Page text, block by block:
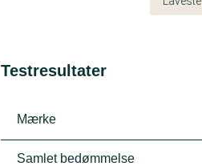
Testresultater
Mærke
Samlet bedømmelse